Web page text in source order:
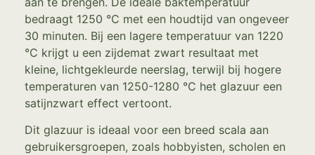
bedraagt 1250 °C met een houdtijd van ongeveer
30 minuten. Bij een lagere temperatuur van 1220
°C krijgt u een zijdemat zwart resultaat met
kleine, lichtgekleurde neerslag, terwijl bij hogere
temperaturen van 1250-1280 °C het glazuur een
satijnzwart effect vertoont.
Dit glazuur is ideaal voor een breed scala aan
gebruikersgroepen, zoals hobbyisten, scholen en